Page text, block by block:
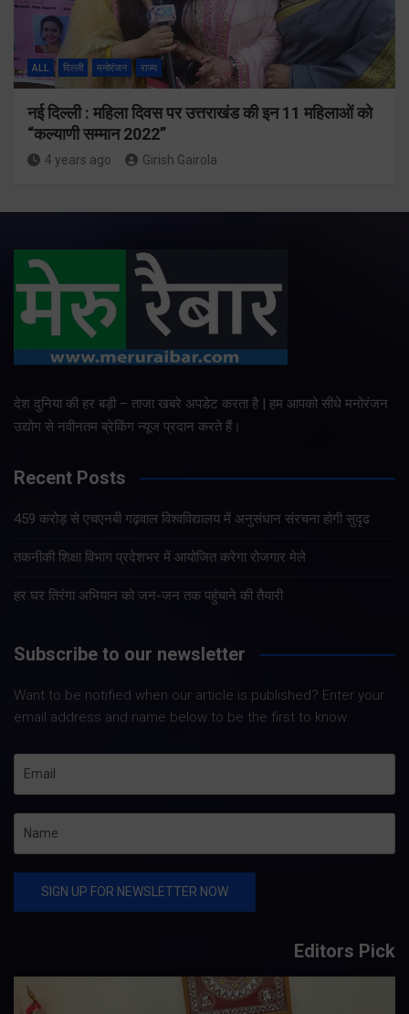
ALL दिल्ली मनोरंजन राज्य
नई दिल्ली : महिला दिवस पर उत्तराखंड की इन 11 महिलाओं को
“कल्याणी सम्मान 2022”
4 years ago Girish Gairola
देश दुनिया की हर बड़ी – ताजा खबरे अपडेट करता है | हम आपको सीधे मनोरंजन
उद्योग से नवीनतम ब्रेकिंग न्यूज प्रदान करते हैं।
Recent Posts
459 करोड़ से एचएनबी गढ़वाल विश्वविद्यालय में अनुसंधान संरचना होगी सुदृढ
तकनीकी शिक्षा विभाग प्रदेशभर में आयोजित करेगा रोजगार मेले
हर घर तिरंगा अभियान को जन-जन तक पहुंचाने की तैयारी
Subscribe to our newsletter
Want to be notified when our article is published? Enter your
email address and name below to be the first to know.
Editors Pick